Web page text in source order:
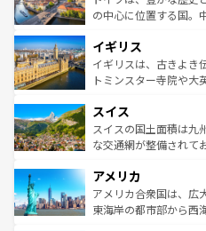
ンテンツ一覧を参照し
から魅了する。また、
いる。シャンパンの発
香り高いラベンダー畑
らに、パリ以外の地域
れる地方に足を運ぶと
きるだろう。
を参照してほしい。
の中心に位置する国。
顔を持つこの国は、ど
ルリンの文化的活気、
してライン川沿いのワ
は、お酒好きな人にはぜひ体
ドイツ情報はコンテン
イギリス
イギリスは、古きよき
トミンスター寺院や大
リアごとに異なる魅力
ティー、ビール好きに
戦など、本場だからこ
ンツ一覧を参照してほ
スイス
スイスの国土面積は九
な交通網が整備されて
の建物がそのまま残る
博物館もあり、アルプ
ことができる。国民の
アメリカ
アメリカ合衆国は、広
東海岸の都市部から西